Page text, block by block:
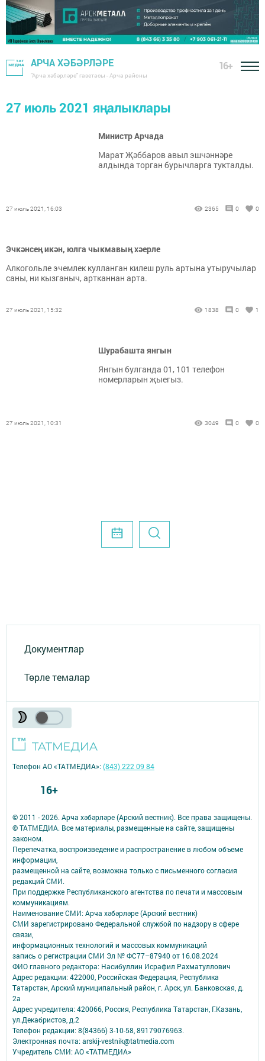
АРЧА ХӘБӘРЛӘРЕ
"Арча хәбәрләре" газетасы - Арча районы
16+
27 июль 2021 яңалыклары
Министр Арчада
Марат Җәббаров авыл эшчәннәре
алдында торган бурычларга тукталды.
27 июль 2021, 16:03 2365 0 0
Эчкәнсең икән, юлга чыкмавың хәерле
Алкогольле эчемлек кулланган килеш руль артына утыручылар
саны, ни кызганыч, артканнан арта.
27 июль 2021, 15:32 1838 0 1
Шурабашта янгын
Янгын булганда 01, 101 телефон
номерларын җыегыз.
27 июль 2021, 10:31 3049 0 0
Документлар
Төрле темалар
© 2011 - 2026. Арча хәбәрләре (Арский вестник). Все права защищены.
© ТАТМЕДИА. Все материалы, размещенные на сайте, защищены
законом.
Перепечатка, воспроизведение и распространение в любом объеме
информации,
размещенной на сайте, возможна только с письменного согласия
редакций СМИ.
При поддержке Республиканского агентства по печати и массовым
коммуникациям.
Наименование СМИ: Арча хәбәрләре (Арский вестник)
СМИ зарегистрировано Федеральной службой по надзору в сфере
связи,
информационных технологий и массовых коммуникаций
запись о регистрации СМИ Эл № ФС77–87940 от 16.08.2024
ФИО главного редактора: Насибуллин Исрафил Рахматуллович
Адрес редакции: 422000, Российская Федерация, Республика
Татарстан, Арский муниципальный район, г. Арск, ул. Банковская, д.
2а
Адрес учредителя: 420066, Россия, Республика Татарстан, Г.Казань,
ул.Декабристов, д.2
Телефон редакции: 8(84366) 3-10-58, 89179076963.
Электронная почта: arskij-vestnik@tatmedia.com
Учредитель СМИ: АО «ТАТМЕДИА»
Телефон АО «ТАТМЕДИА»:(843) 222 09 84
16+